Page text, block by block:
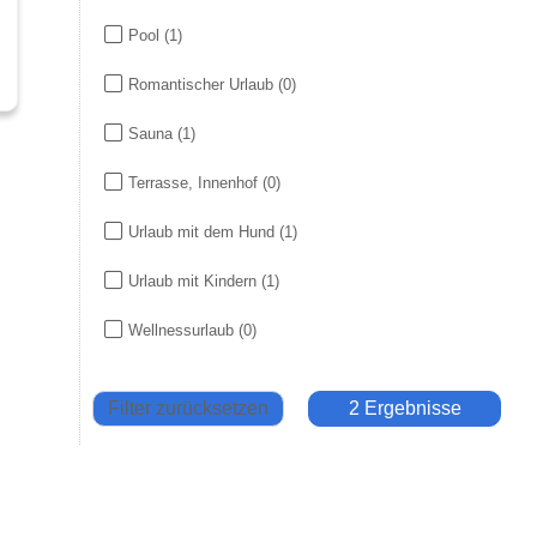
Pool (1)
Romantischer Urlaub (0)
Sauna (1)
Terrasse, Innenhof (0)
Urlaub mit dem Hund (1)
Urlaub mit Kindern (1)
Wellnessurlaub (0)
Filter zurücksetzen 2 Ergebnisse